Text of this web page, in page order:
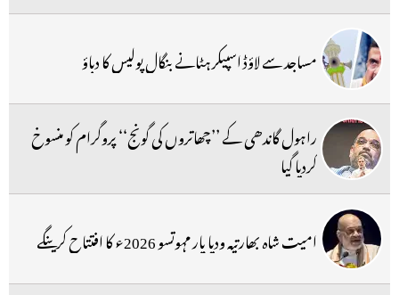
مساجد سے لاؤڈ اسپیکر ہٹانے بنگال پولیس کا دباؤ
راہول گاندھی کے ’’چھاتروں کی گونج‘‘ پروگرام کو منسوخ
کردیا گیا
امیت شاہ بھارتیہ ودیا پار مہوتسو 2026ء کا افتتاح کرینگے